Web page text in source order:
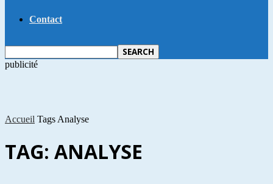
Contact
publicité
Accueil Tags Analyse
TAG: ANALYSE